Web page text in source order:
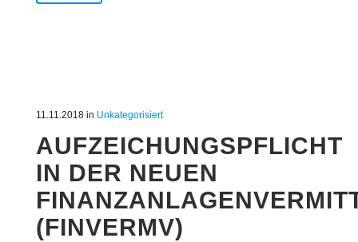
11.11.2018in Unkategorisiert
AUFZEICHUNGSPFLICHT
IN DER NEUEN
(FINVERMV)